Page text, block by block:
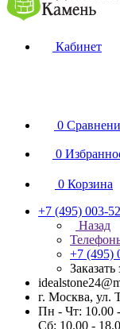
Кабинет
0
0
0 Корзина
+7 (495) 003-
Назад
+7 (495)
г. Москва, ул.
Пн - Чт: 10.00
Сб: 10.00 -